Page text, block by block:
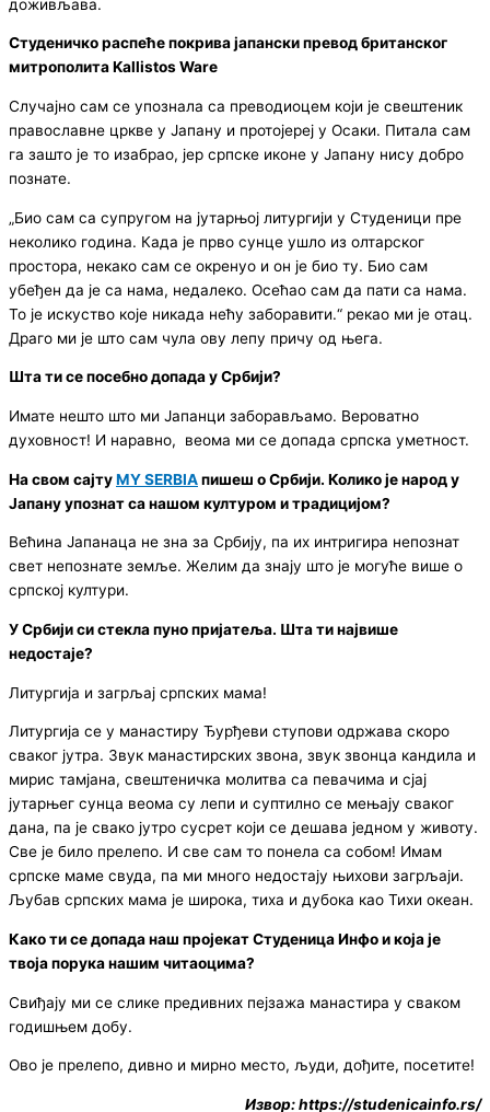
доживљава.
Студеничко распеће покрива јапански превод британског
митрополита Kallistos Ware
Случајно сам се упознала са преводиоцем који је свештеник
православне цркве у Јапану и протојереј у Осаки. Питала сам
га зашто је то изабрао, јер српске иконе у Јапану нису добро
познате.
„Био сам са супругом на јутарњој литургији у Студеници пре
неколико година. Када је прво сунце ушло из олтарског
простора, некако сам се окренуо и он је био ту. Био сам
убеђен да је са нама, недалеко. Осећао сам да пати са нама.
То је искуство које никада нећу заборавити.“ рекао ми је отац.
Драго ми је што сам чула ову лепу причу од њега.
Шта ти се посебно допада у Србији?
Имате нешто што ми Јапанци заборављамо. Вероватно
духовност! И наравно, веома ми се допада српска уметност.
На свом сајтуMY SERBIAпишеш о Србији. Колико је народ у
Јапану упознат са нашом културом и традицијом?
Већина Јапанаца не зна за Србију, па их интригира непознат
свет непознате земље. Желим да знају што је могуће више о
српској култури.
У Србији си стекла пуно пријатеља. Шта ти највише
недостаје?
Литургија и загрљај српских мама!
Литургија се у манастиру Ђурђеви ступови одржава скоро
сваког јутра. Звук манастирских звона, звук звонца кандила и
мирис тамјана, свештеничка молитва са певачима и сјај
јутарњег сунца веома су лепи и суптилно се мењају сваког
дана, па је свако јутро сусрет који се дешава једном у животу.
Све је било прелепо. И све сам то понела са собом! Имам
српске маме свуда, па ми много недостају њихови загрљаји.
Љубав српских мама је широка, тиха и дубока као Тихи океан.
Како ти се допада наш пројекат Студеница Инфо и која је
твоја порука нашим читаоцима?
Свиђају ми се слике предивних пејзажа манастира у сваком
годишњем добу.
Ово је прелепо, дивно и мирно место, људи, дођите, посетите!
Извор: https://studenicainfo.rs/